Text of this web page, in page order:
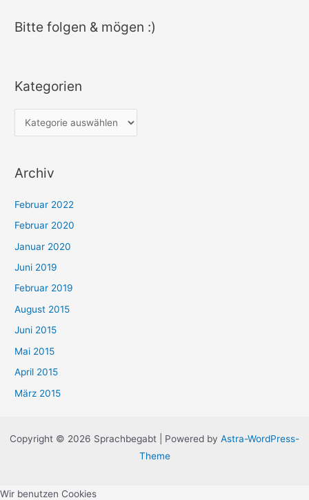
Bitte folgen & mögen :)
Kategorien
a
e
o
r
i
e
n
Archiv
Februar 2022
Februar 2020
Januar 2020
Juni 2019
Februar 2019
August 2015
Juni 2015
Mai 2015
April 2015
März 2015
Copyright © 2026 Sprachbegabt | Powered by Astra-WordPress-
Theme
Wir benutzen Cookies